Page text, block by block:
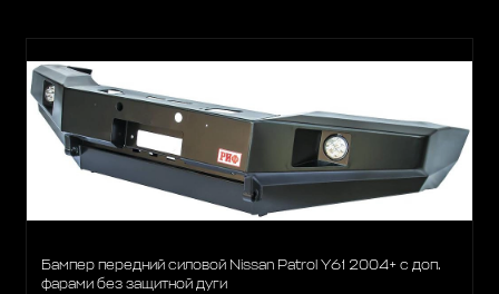
Бампер передний силовой Nissan Patrol Y61 2004+ c доп.
фарами без защитной дуги